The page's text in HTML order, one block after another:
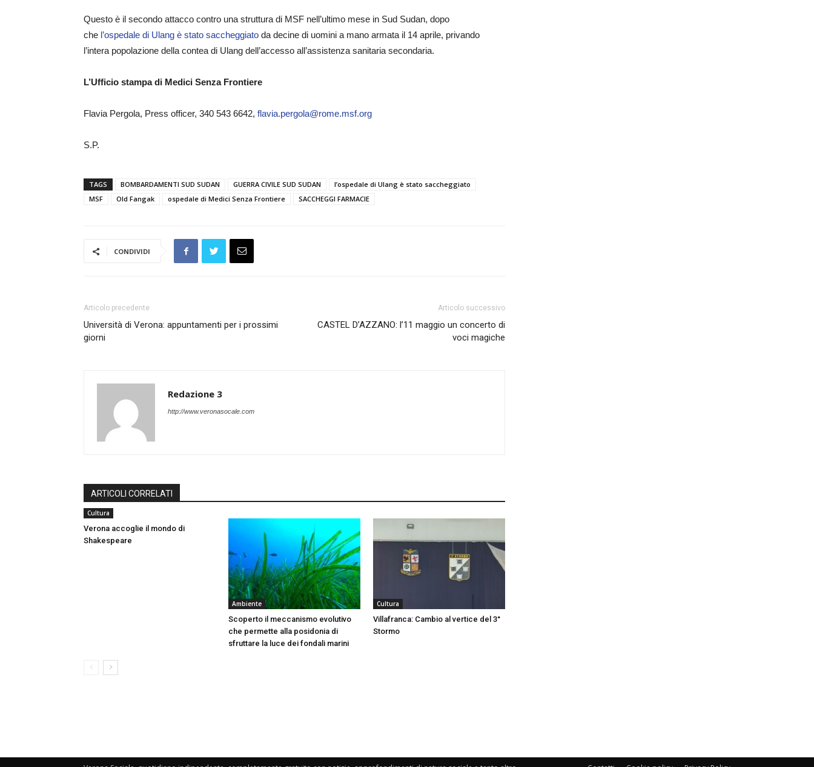
Questo è il secondo attacco contro una struttura di MSF nell’ultimo mese in Sud Sudan, dopo
che l’ospedale di Ulang è stato saccheggiato da decine di uomini a mano armata il 14 aprile, privando
l’intera popolazione della contea di Ulang dell’accesso all’assistenza sanitaria secondaria.
L’Ufficio stampa di Medici Senza Frontiere
Flavia Pergola, Press officer, 340 543 6642, flavia.pergola@rome.msf.org
S.P.
TAGS BOMBARDAMENTI SUD SUDAN GUERRA CIVILE SUD SUDAN
l’ospedale di Ulang è stato saccheggiato
MSF
Old Fangak ospedale di Medici Senza Frontiere SACCHEGGI FARMACIE
CONDIVIDI
Articolo precedente
Università di Verona: appuntamenti per i prossimi
giorni
Articolo successivo
CASTEL D’AZZANO: l’11 maggio un concerto di
voci magiche
Redazione 3
http://www.veronasocale.com
ARTICOLI CORRELATI
Cultura
Verona accoglie il mondo di
Shakespeare
Ambiente
Scoperto il meccanismo evolutivo
che permette alla posidonia di
sfruttare la luce dei fondali marini
Cultura
Villafranca: Cambio al vertice del 3°
Stormo